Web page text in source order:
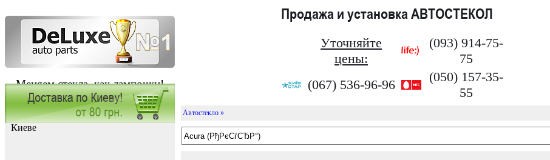
Меняем стекла, как лампочки!
Продажа и установка АВТОСТЕКОЛ
Уточняйте
цены:
(093) 914-75-
75
(067) 536-96-96
(050) 157-35-
55
Заказать установку автостекла в
Киеве
Автостекло »